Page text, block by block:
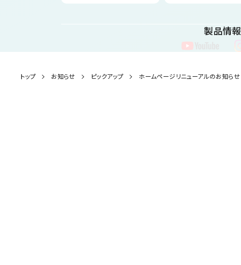
製品情報
製品情報
トップ お知らせ ピックアップ ホームページリニューアルのお知らせ